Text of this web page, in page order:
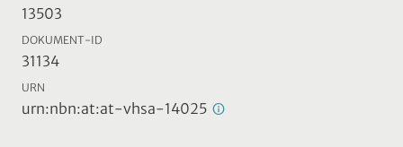
13503
DOKUMENT-ID
31134
URN
urn:nbn:at:at-vhsa-14025